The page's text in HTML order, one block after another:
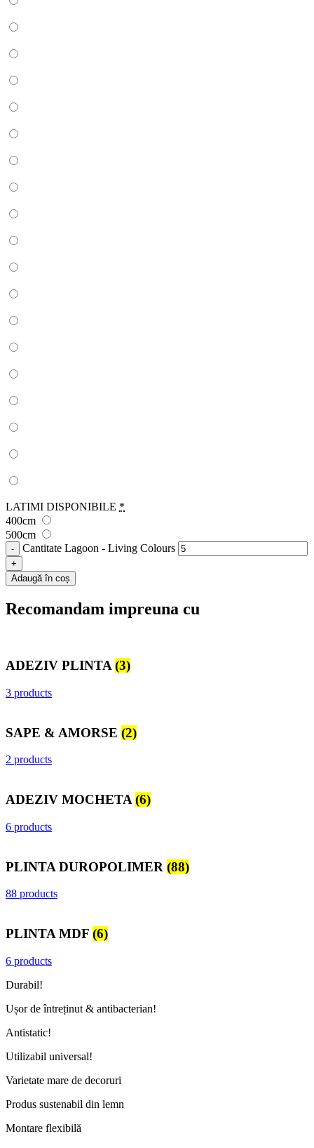
LATIMI DISPONIBILE *
400cm
500cm
Cantitate Lagoon - Living Colours
Adaugă în coș
Recomandam impreuna cu
ADEZIV PLINTA(3)
3 products
SAPE & AMORSE (2)
2 products
ADEZIV MOCHETA (6)
6 products
PLINTA DUROPOLIMER (88)
88 products
PLINTA MDF (6)
6 products
Durabil!
Ușor de întreținut & antibacterian!
Antistatic!
Utilizabil universal!
Varietate mare de decoruri
Produs sustenabil din lemn
Montare flexibilă